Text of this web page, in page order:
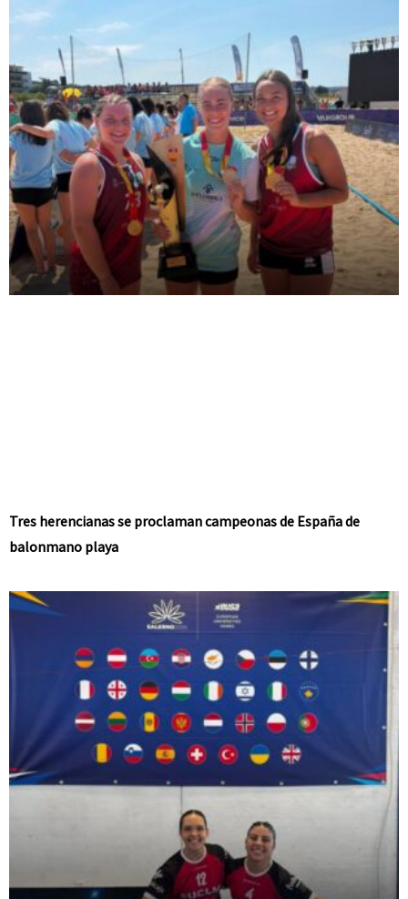
Tres herencianas se proclaman campeonas de España de
balonmano playa